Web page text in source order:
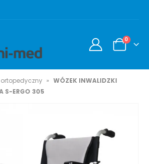
0
ortopedyczny » WÓZEK INWALIDZKI
S-ERGO 305